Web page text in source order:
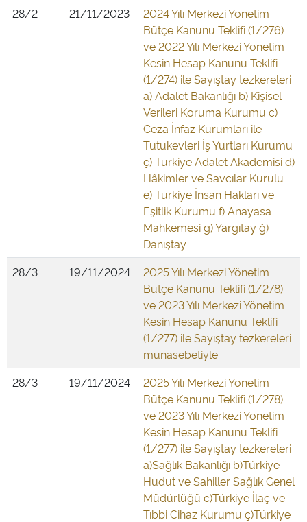
28/2
21/11/2023
2024 Yılı Merkezi Yönetim
Bütçe Kanunu Teklifi (1/276)
ve 2022 Yılı Merkezi Yönetim
Kesin Hesap Kanunu Teklifi
(1/274) ile Sayıştay tezkereleri
a) Adalet Bakanlığı b) Kişisel
Verileri Koruma Kurumu c)
Ceza İnfaz Kurumları ile
Tutukevleri İş Yurtları Kurumu
ç) Türkiye Adalet Akademisi d)
Hâkimler ve Savcılar Kurulu
e) Türkiye İnsan Hakları ve
Eşitlik Kurumu f) Anayasa
Mahkemesi g) Yargıtay ğ)
Danıştay
28/3
19/11/2024
2025 Yılı Merkezi Yönetim
Bütçe Kanunu Teklifi (1/278)
ve 2023 Yılı Merkezi Yönetim
Kesin Hesap Kanunu Teklifi
(1/277) ile Sayıştay tezkereleri
münasebetiyle
28/3
19/11/2024
2025 Yılı Merkezi Yönetim
Bütçe Kanunu Teklifi (1/278)
ve 2023 Yılı Merkezi Yönetim
Kesin Hesap Kanunu Teklifi
(1/277) ile Sayıştay tezkereleri
a)Sağlık Bakanlığı b)Türkiye
Hudut ve Sahiller Sağlık Genel
Müdürlüğü c)Türkiye İlaç ve
Tıbbi Cihaz Kurumu ç)Türkiye